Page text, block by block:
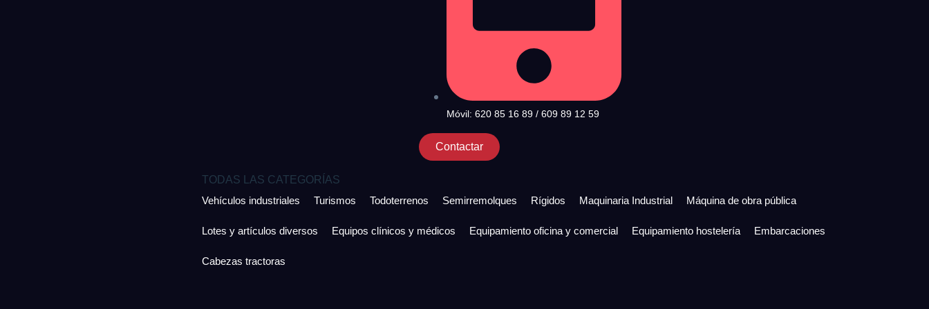
Móvil: 620 85 16 89 / 609 89 12 59
Contactar
TODAS LAS CATEGORÍAS
Vehículos industriales
Turismos Todoterrenos Semirremolques Rígidos Maquinaria Industrial Máquina de obra pública
Lotes y artículos diversos Equipos clínicos y médicos Equipamiento oficina y comercial Equipamiento hostelería Embarcaciones
Cabezas tractoras